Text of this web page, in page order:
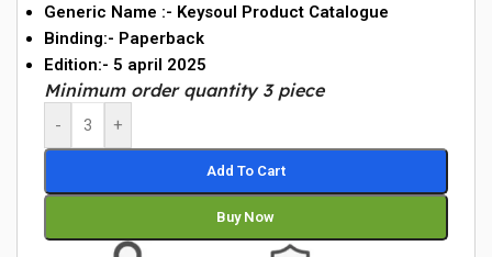
Generic Name :- ‎Keysoul Product Catalogue
Binding:- Paperback
Edition:- 5 april 2025
Minimum order quantity 3 piece
- +
Add To Cart
Buy Now